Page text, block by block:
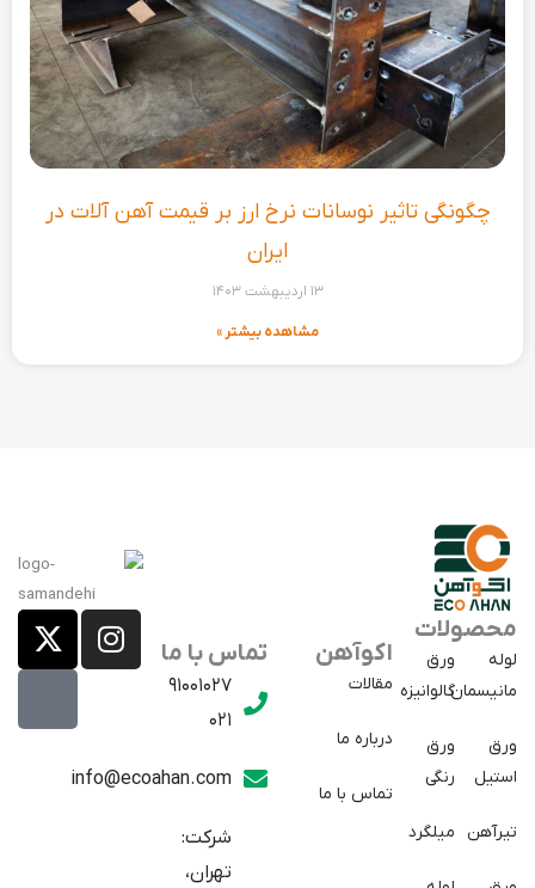
چگونگی تاثیر نوسانات نرخ ارز بر قیمت آهن آلات در
ایران
13 اردیبهشت 1403
مشاهده بیشتر »
محصولات
لوله
مانیسمان
ورق
استیل
تیرآهن
ورق
گالوانیزه
ورق
رنگی
میلگرد
اکوآهن
مقالات
درباره ما
تماس با ما
تماس با ما
91001027
021
info@ecoahan.com
شرکت:
تهران،
I
n
s
g
X
-
t
i
E
a
p
r